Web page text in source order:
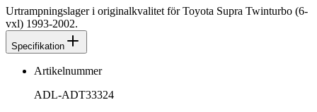
Urtrampningslager i originalkvalitet för Toyota Supra Twinturbo (6-
vxl) 1993-2002.
Specifikation
Artikelnummer
ADL-ADT33324